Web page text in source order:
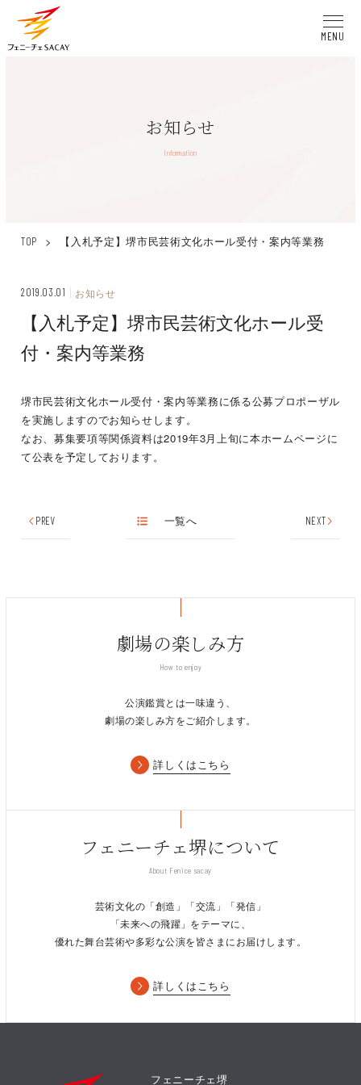
MENU
お知らせ
Information
TOP > 【入札予定】堺市民芸術文化ホール受付・案内等業務
2019.03.01 お知らせ
【入札予定】堺市民芸術文化ホール受
付・案内等業務
堺市民芸術文化ホール受付・案内等業務に係る公募プロポーザル
を実施しますのでお知らせします。
なお、募集要項等関係資料は2019年3月上旬に本ホームページに
て公表を予定しております。
PREV 一覧へ NEXT
劇場の楽しみ方
How to enjoy
公演鑑賞とは一味違う、
劇場の楽しみ方をご紹介します。
詳しくはこちら
フェニーチェ堺について
About Fenice sacay
芸術文化の「創造」「交流」「発信」
「未来への飛躍」をテーマに、
優れた舞台芸術や多彩な公演を皆さまにお届けします。
詳しくはこちら
フェニーチェ堺